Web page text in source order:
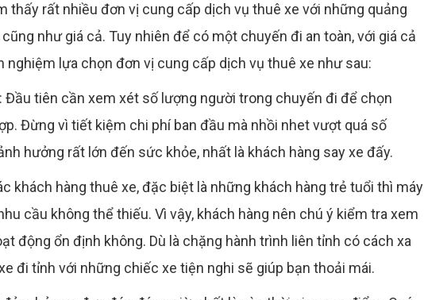
thấy rất nhiều đơn vị cung cấp dịch vụ thuê xe với những quảng
như giá cả. Tuy nhiên để có một chuyến đi an toàn, với giá cả
nghiệm lựa chọn đơn vị cung cấp dịch vụ thuê xe như sau:
Đầu tiên cần xem xét số lượng người trong chuyến đi để chọn
Đừng vì tiết kiệm chi phí ban đầu mà nhồi nhet vượt quá số
hưởng rất lớn đến sức khỏe, nhất là khách hàng say xe đấy.
khách hàng thuê xe, đặc biệt là những khách hàng trẻ tuổi thì máy
cầu không thể thiếu. Vì vậy, khách hàng nên chú ý kiểm tra xem
động ổn định không. Dù là chặng hành trình liên tỉnh có cách xa
đi tỉnh với những chiếc xe tiện nghi sẽ giúp bạn thoải mái.